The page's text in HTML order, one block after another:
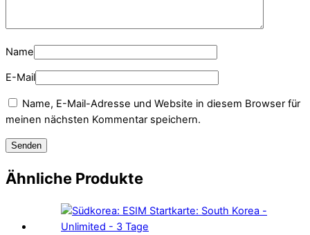
Name
E-Mail
Name, E-Mail-Adresse und Website in diesem Browser für
meinen nächsten Kommentar speichern.
Ähnliche Produkte